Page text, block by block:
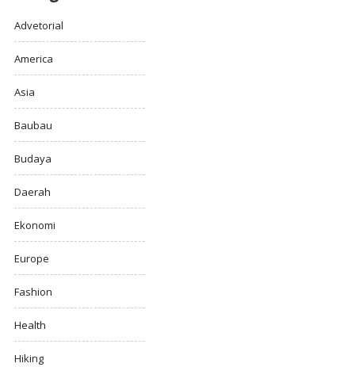
Advetorial
America
Asia
Baubau
Budaya
Daerah
Ekonomi
Europe
Fashion
Health
Hiking